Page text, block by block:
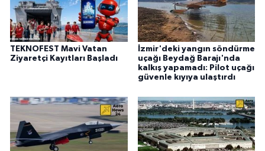
TEKNOFEST Mavi Vatan
Ziyaretçi Kayıtları Başladı
İzmir'deki yangın söndürme
uçağı Beydağ Barajı'nda
kalkış yapamadı: Pilot uçağı
güvenle kıyıya ulaştırdı